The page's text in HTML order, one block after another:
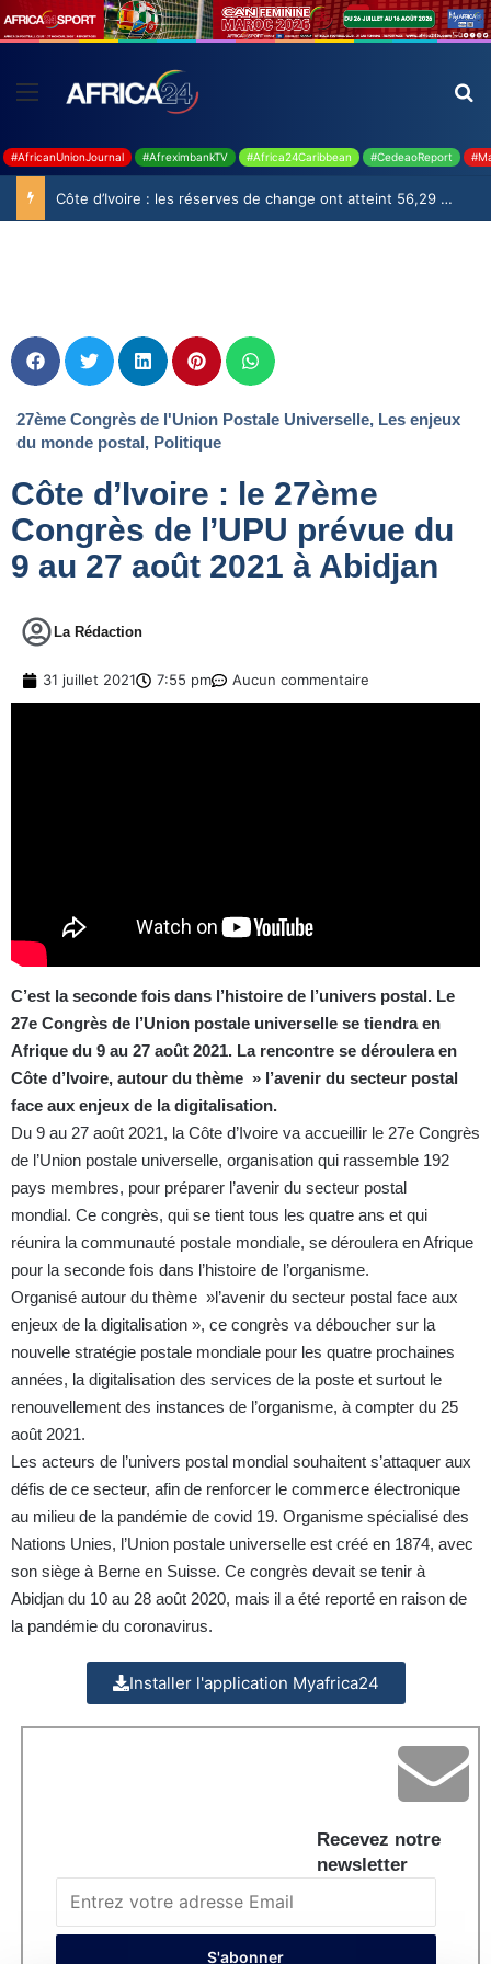
#AfricanUnionJournal #AfreximbankTV #Africa24Caribbean #CedeaoReport
Côte d’Ivoire : les réserves de change ont atteint 56,29 milliards USD en juillet
27ème Congrès de l'Union Postale Universelle, Les enjeux
du monde postal, Politique
Côte d’Ivoire : le 27ème
Congrès de l’UPU prévue du
9 au 27 août 2021 à Abidjan
La Rédaction
31 juillet 2021 7:55 pm Aucun commentaire
C’est la seconde fois dans l’histoire de l’univers postal. Le
27e Congrès de l’Union postale universelle se tiendra en
Afrique du 9 au 27 août 2021. La rencontre se déroulera en
Côte d’Ivoire, autour du thème » l’avenir du secteur postal
face aux enjeux de la digitalisation.
Du 9 au 27 août 2021, la Côte d’Ivoire va accueillir le 27e Congrès
de l’Union postale universelle, organisation qui rassemble 192
pays membres, pour préparer l’avenir du secteur postal
mondial. Ce congrès, qui se tient tous les quatre ans et qui
réunira la communauté postale mondiale, se déroulera en Afrique
pour la seconde fois dans l’histoire de l’organisme.
Organisé autour du thème »l’avenir du secteur postal face aux
enjeux de la digitalisation », ce congrès va déboucher sur la
nouvelle stratégie postale mondiale pour les quatre prochaines
années, la digitalisation des services de la poste et surtout le
renouvellement des instances de l’organisme, à compter du 25
août 2021.
Les acteurs de l’univers postal mondial souhaitent s’attaquer aux
défis de ce secteur, afin de renforcer le commerce électronique
au milieu de la pandémie de covid 19. Organisme spécialisé des
Nations Unies, l’Union postale universelle est créé en 1874, avec
son siège à Berne en Suisse. Ce congrès devait se tenir à
Abidjan du 10 au 28 août 2020, mais il a été reporté en raison de
la pandémie du coronavirus.
Installer l'application Myafrica24
Recevez notre
newsletter